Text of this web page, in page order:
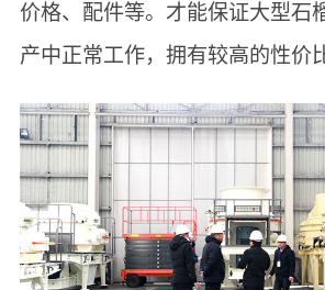
价格、配件等。才能保证大型石
产中正常工作，拥有较高的性价